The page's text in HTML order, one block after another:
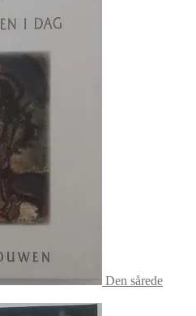
Den sårede